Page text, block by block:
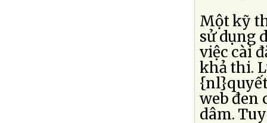
Một kỹ
sử dụng
việc cài
khả thi.
web đen
dâm.